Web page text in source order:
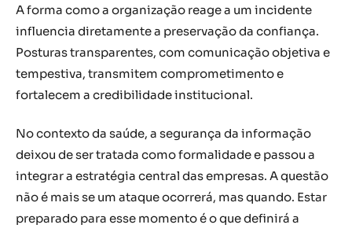
A forma como a organização reage a um incidente
influencia diretamente a preservação da confiança.
Posturas transparentes, com comunicação objetiva e
tempestiva, transmitem comprometimento e
fortalecem a credibilidade institucional.
No contexto da saúde, a segurança da informação
deixou de ser tratada como formalidade e passou a
integrar a estratégia central das empresas. A questão
não é mais se um ataque ocorrerá, mas quando. Estar
preparado para esse momento é o que definirá a